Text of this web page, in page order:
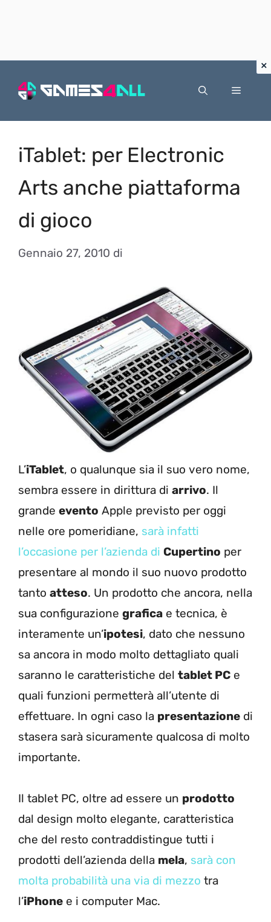
Menu
iTablet: per Electronic
Arts anche piattaforma
di gioco
Gennaio 27, 2010 di
L’iTablet, o qualunque sia il suo vero nome,
sembra essere in dirittura di arrivo. Il
grande evento Apple previsto per oggi
nelle ore pomeridiane, sarà infatti
l’occasione per l’azienda di Cupertino per
presentare al mondo il suo nuovo prodotto
tanto atteso. Un prodotto che ancora, nella
sua configurazione grafica e tecnica, è
interamente un’ipotesi, dato che nessuno
sa ancora in modo molto dettagliato quali
saranno le caratteristiche del tablet PC e
quali funzioni permetterà all’utente di
effettuare. In ogni caso la presentazione di
stasera sarà sicuramente qualcosa di molto
importante.
Il tablet PC, oltre ad essere un prodotto
dal design molto elegante, caratteristica
che del resto contraddistingue tutti i
prodotti dell’azienda della mela, sarà con
molta probabilità una via di mezzo tra
l’iPhone e i computer Mac.